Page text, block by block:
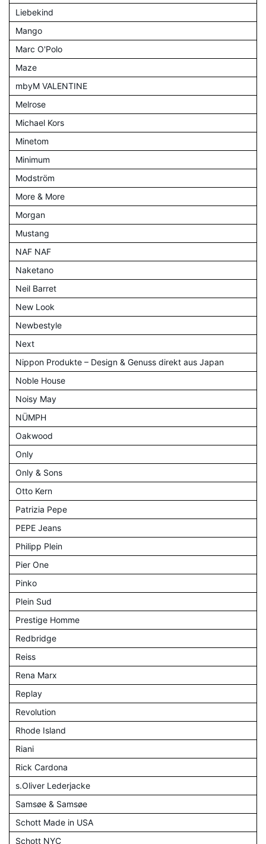
Liebekind
Mango
Marc O'Polo
Maze
mbyM VALENTINE
Melrose
Michael Kors
Minetom
Minimum
Modström
More & More
Morgan
Mustang
NAF NAF
Naketano
Neil Barret
New Look
Newbestyle
Next
Nippon Produkte – Design & Genuss direkt aus Japan
Noble House
Noisy May
NÜMPH
Oakwood
Only
Only & Sons
Otto Kern
Patrizia Pepe
PEPE Jeans
Philipp Plein
Pier One
Pinko
Plein Sud
Prestige Homme
Redbridge
Reiss
Rena Marx
Replay
Revolution
Rhode Island
Riani
Rick Cardona
s.Oliver Lederjacke
Samsøe & Samsøe
Schott Made in USA
Schott NYC